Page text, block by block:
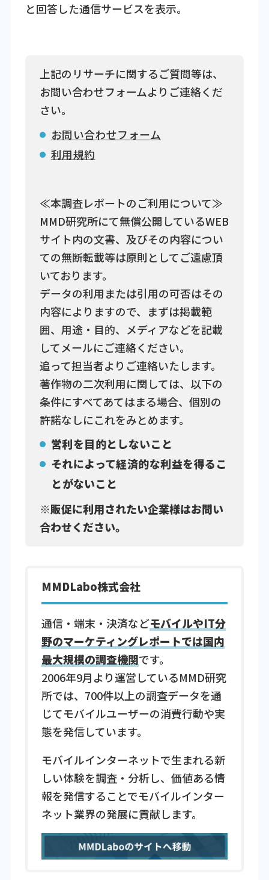
と回答した通信サービスを表示。
上記のリサーチに関するご質問等は、
お問い合わせフォームよりご連絡くだ
さい。
お問い合わせフォーム
利用規約
≪本調査レポートのご利用について≫
MMD研究所にて無償公開しているWEB
サイト内の文書、及びその内容につい
ての無断転載等は原則としてご遠慮頂
いております。
データの利用または引用の可否はその
内容によりますので、まずは掲載範
囲、用途・目的、メディアなどを記載
してメールにご連絡ください。
追って担当者よりご連絡いたします。
著作物の二次利用に関しては、以下の
条件にすべてあてはまる場合、個別の
許諾なしにこれをみとめます。
営利を目的としないこと
それによって経済的な利益を得るこ
とがないこと
※販促に利用されたい企業様はお問い
合わせください。
MMDLabo株式会社
通信・端末・決済などモバイルやIT分
野のマーケティングレポートでは国内
最大規模の調査機関です。
2006年9月より運営しているMMD研究
所では、700件以上の調査データを通
じてモバイルユーザーの消費行動や実
態を発信しています。
モバイルインターネットで生まれる新
しい体験を調査・分析し、価値ある情
報を発信することでモバイルインター
ネット業界の発展に貢献します。